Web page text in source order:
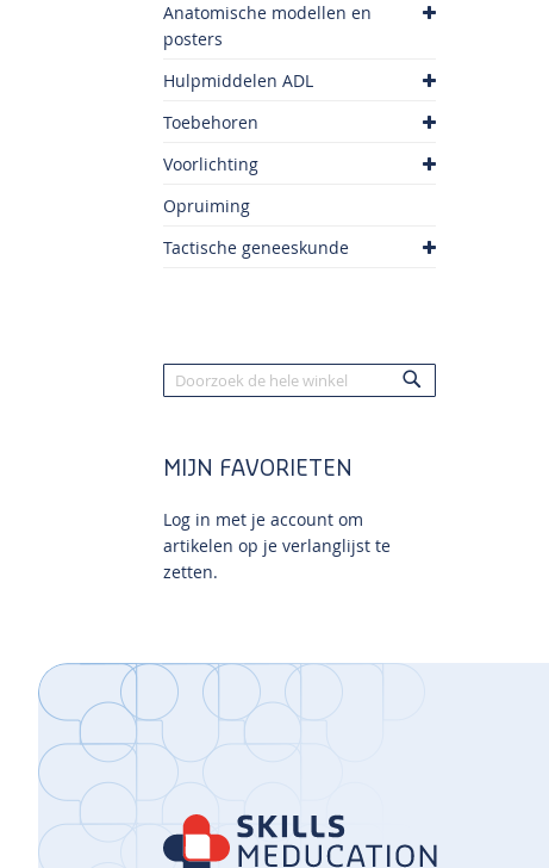
Anatomische modellen en
posters
Hulpmiddelen ADL
Toebehoren
Voorlichting
Opruiming
Tactische geneeskunde
Zoek
MIJN FAVORIETEN
Log in met je account om
artikelen op je verlanglijst te
zetten.